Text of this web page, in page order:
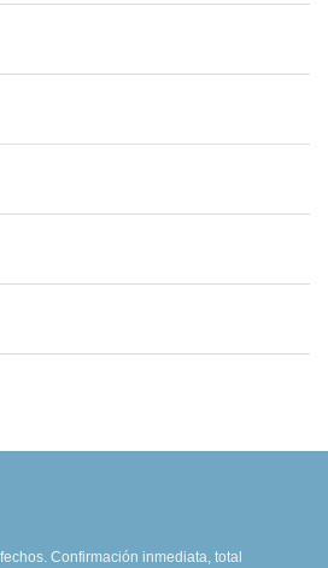
Confirmación inmediata, total